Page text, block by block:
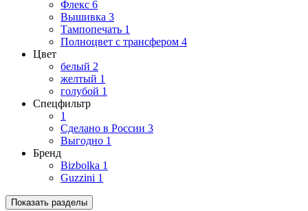
Флекс 6
Вышивка 3
Тампопечать 1
Полноцвет с трансфером 4
Цвет
белый 2
желтый 1
голубой 1
Спецфильтр
1
Сделано в России 3
Выгодно 1
Бренд
Bizbolka 1
Guzzini 1
Показать разделы